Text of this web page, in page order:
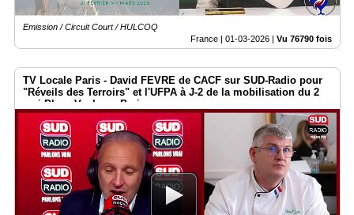
Emission / Circuit Court / HULCOQ
France | 01-03-2026 | Vu 76790 fois
TV Locale Paris - David FEVRE de CACF sur SUD-Radio pour
"Réveils des Terroirs" et l'UFPA à J-2 de la mobilisation du 2
mai Place Vauban - Paris